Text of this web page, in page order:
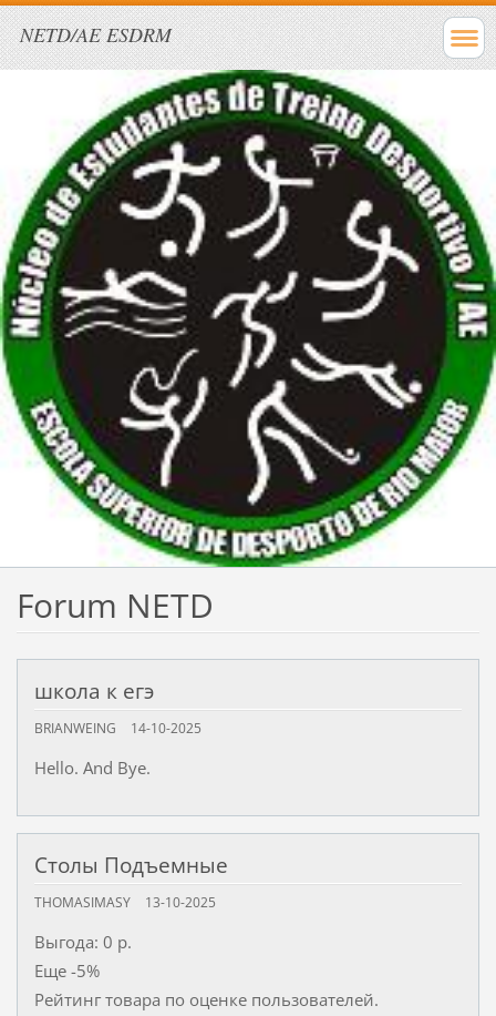
NETD/AE ESDRM
Forum NETD
школа к егэ
BRIANWEING 14-10-2025
Hello. And Bye.
Столы Подъемные
THOMASIMASY 13-10-2025
Выгода: 0 р.
Еще -5%
Рейтинг товара по оценке пользователей.